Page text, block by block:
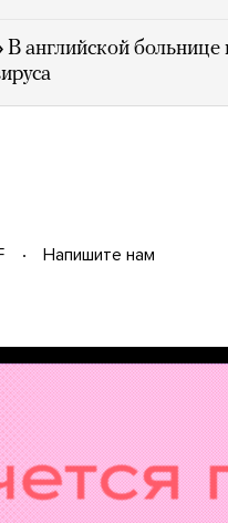
В английской больнице
Напишите нам